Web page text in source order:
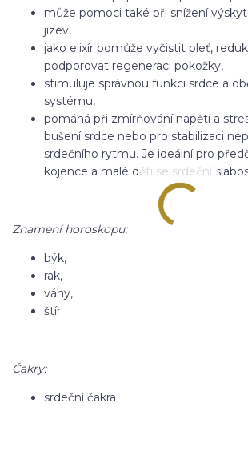
může pomoci také při snížení
jizev,
jako elixír pomůže vyčistit pleť,
podporovat regeneraci pokožky,
stimuluje správnou funkci srdce a
systému,
pomáhá při zmírňování napětí a
bušení srdce nebo pro stabilizaci
srdečního rytmu. Je ideální pro
kojence a malé děti se srdeční
Znamení horoskopu:
býk,
rak,
váhy,
štír
Čakry:
srdeční čakra